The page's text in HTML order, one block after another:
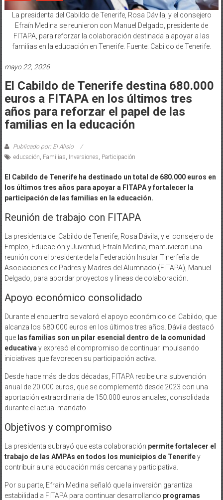
La presidenta del Cabildo de Tenerife, Rosa Dávila, y el consejero
Efraín Medina se reunieron con Manuel Delgado, presidente de
FITAPA, para reforzar la colaboración destinada a apoyar a las
familias en la educación en Tenerife. Fuente: Cabildo de Tenerife.
mayo 22, 2026
El Cabildo de Tenerife destina 680.000
euros a FITAPA en los últimos tres
años para reforzar el papel de las
familias en la educación
Publicado por: El Alisio
educación Familias Inversiones Participación
El Cabildo de Tenerife ha destinado un total de 680.000 euros en
los últimos tres años para apoyar a FITAPA y fortalecer la
participación de las familias en la educación.
Reunión de trabajo con FITAPA
La presidenta del Cabildo de Tenerife, Rosa Dávila, y el consejero de
Empleo, Educación y Juventud, Efraín Medina, mantuvieron una
reunión con el presidente de la Federación Insular Tinerfeña de
Asociaciones de Padres y Madres del Alumnado (FITAPA), Manuel
Delgado, para abordar proyectos y líneas de colaboración.
Apoyo económico consolidado
Durante el encuentro se valoró el apoyo económico del Cabildo, que
alcanza los 680.000 euros en los últimos tres años. Dávila destacó
que las familias son un pilar esencial dentro de la comunidad
educativa y expresó el compromiso de continuar impulsando
iniciativas que favorecen su participación activa.
Desde hace más de dos décadas, FITAPA recibe una subvención
anual de 20.000 euros, que se complementó desde 2023 con una
aportación extraordinaria de 150.000 euros anuales, consolidada
durante el actual mandato.
Objetivos y compromiso
La presidenta subrayó que esta colaboración permite fortalecer el
trabajo de las AMPAs en todos los municipios de Tenerifey
contribuir a una educación más cercana y participativa.
Por su parte, Efraín Medina señaló que la inversión garantiza
estabilidad a FITAPA para continuar desarrollando programas